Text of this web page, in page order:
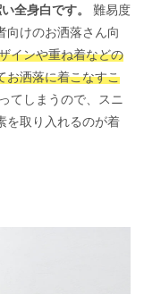
全身白です。
難易度
向けのお洒落さん向
インや重ね着などの
お洒落に着こなすこ
てしまうので、スニ
を取り入れるのが着